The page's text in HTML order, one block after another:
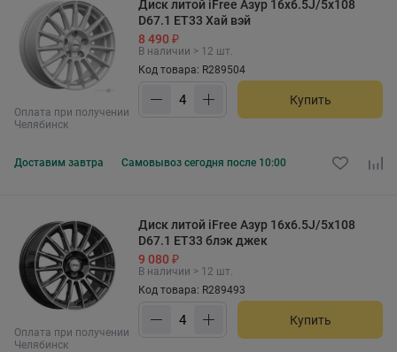
Оплата при получении
Челябинск
Диск литой iFree Азур 16x6.5J/5x108
D67.1 ET33 Хай вэй
8 490 ₽
В наличии > 12 шт.
Код товара: R289504
Купить
Доставим завтра Самовывоз сегодня после 10:00
Оплата при получении
Челябинск
Диск литой iFree Азур 16x6.5J/5x108
D67.1 ET33 блэк джек
9 080 ₽
В наличии > 12 шт.
Код товара: R289493
Купить